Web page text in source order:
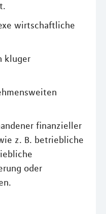
wirtschaftliche
kluger
finanzieller
z. B. betriebliche
oder